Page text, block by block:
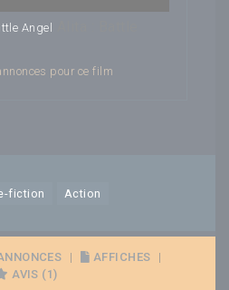
Angel
pour ce film
fiction Action
| AFFICHES
|
AVIS (1)